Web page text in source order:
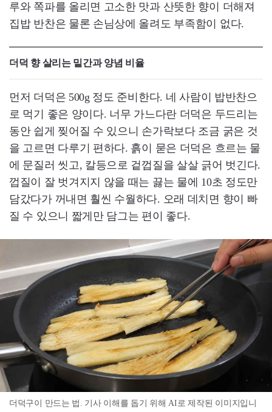
루와 쪽파를 올리면 고소한 맛과 산뜻한 향이 더해져
집밥 반찬은 물론 손님상에 올려도 부족함이 없다.
더덕 향 살리는 밑간과 양념 비율
먼저 더덕은 500g 정도 준비한다. 네 사람이 밥반찬으
로 먹기 좋은 양이다. 너무 가느다란 더덕은 두드리는
동안 쉽게 찢어질 수 있으니 손가락보다 조금 굵은 것
을 고르면 다루기 편하다. 흙이 묻은 더덕은 흐르는 물
에 문질러 씻고, 칼등으로 겉껍질을 살살 긁어 벗긴다.
껍질이 잘 벗겨지지 않을 때는 끓는 물에 10초 정도만
담갔다가 꺼내면 훨씬 수월하다. 오래 데치면 향이 빠
질 수 있으니 짧게만 담그는 편이 좋다.
더덕구이 만드는 법. 기사 이해를 돕기 위해 AI로 제작된 이미지입니